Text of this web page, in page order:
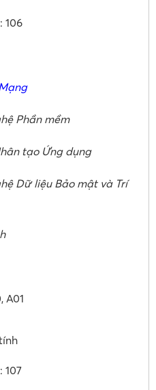
Phần mềm
tạo Ứng dụng
Dữ liệu Bảo mật và Trí